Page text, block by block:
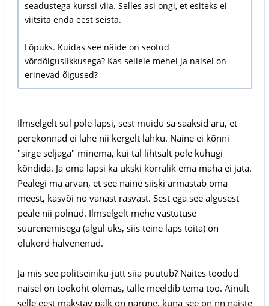
seadustega kurssi viia. Selles asi ongi, et esiteks ei
viitsita enda eest seista.
Lõpuks. Kuidas see näide on seotud
võrdõiguslikkusega? Kas sellele mehel ja naisel on
erinevad õigused?
Ilmselgelt sul pole lapsi, sest muidu sa saaksid aru, et
perekonnad ei lähe nii kergelt lahku. Naine ei kõnni
"sirge seljaga" minema, kui tal lihtsalt pole kuhugi
kõndida. Ja oma lapsi ka ükski korralik ema maha ei jäta.
Pealegi ma arvan, et see naine siiski armastab oma
meest, kasvõi nö vanast rasvast. Sest ega see algusest
peale nii polnud. Ilmselgelt mehe vastutuse
suurenemisega (algul üks, siis teine laps toita) on
olukord halvenenud.
Ja mis see politseiniku-jutt siia puutub? Näites toodud
naisel on töökoht olemas, talle meeldib tema töö. Ainult
selle eest makstav palk on närune, kuna see on nn naiste